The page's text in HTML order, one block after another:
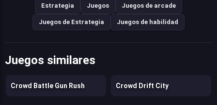
Estrategia Juegos Juegos de arcade
Juegos de Estrategia Juegos de habilidad
Juegos similares
Crowd Battle Gun Rush Crowd Drift City